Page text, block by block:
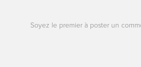
Soyez le premier à poster un